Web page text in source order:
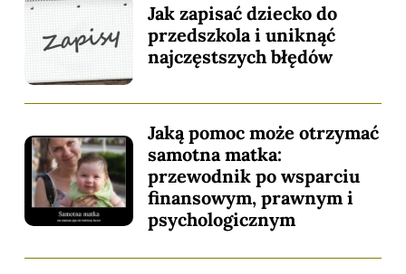
Jak zapisać dziecko do
przedszkola i uniknąć
najczęstszych błędów
Jaką pomoc może otrzymać
samotna matka:
przewodnik po wsparciu
finansowym, prawnym i
psychologicznym